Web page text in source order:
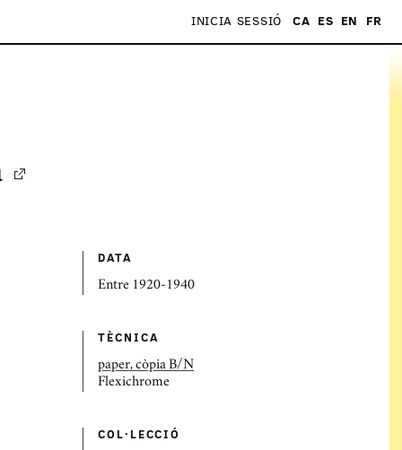
INICIA SESSIÓ CA ES EN FR
DATA
Entre 1920-1940
TÈCNICA
paper, còpia B/N
Flexichrome
COL·LECCIÓ